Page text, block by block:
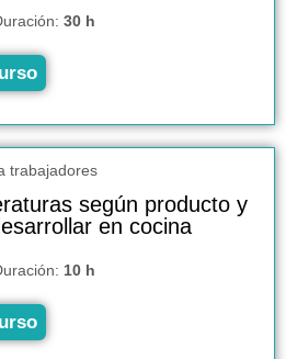
30 h
según producto y
en cocina
10 h